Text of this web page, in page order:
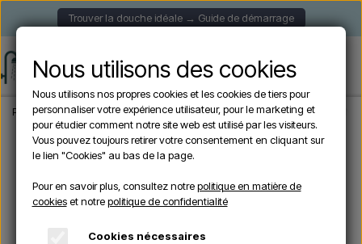
Trouver la douche idéale → Guide de démarrage
Page d'accueil Douche de Jardin Douches autoportantes Arkema -
Nous utilisons des cookies
Nous utilisons nos propres cookies et les cookies de tiers pour
personnaliser votre expérience utilisateur, pour le marketing et
pour étudier comment notre site web est utilisé par les visiteurs.
Vous pouvez toujours retirer votre consentement en cliquant sur
le lien "Cookies" au bas de la page.
Pour en savoir plus, consultez notrepolitique en matière de
cookieset notrepolitique de confidentialité
Cookies nécessaires